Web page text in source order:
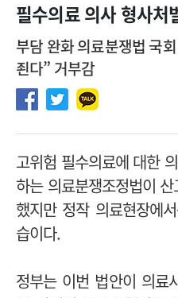
[서울아산병원] 2026년 하반기 인턴
필수의료 의사 형사처
부담 완화 의료분쟁법 국
죈다” 거부감
고위험 필수의료에 대한
하는 의료분쟁조정법이
했지만 정작 의료현장에
습이다.
정부는 이번 법안이 의료